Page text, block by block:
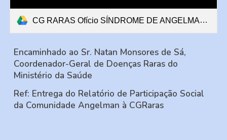
CG RARAS Ofício SÍNDROME DE ANGELMAN RELATÓRIO FAMÍLIAS (2).pdf
Encaminhado ao Sr. Natan Monsores de Sá,
Coordenador-Geral de Doenças Raras do
Ministério da Saúde
Ref: Entrega do Relatório de Participação Social
da Comunidade Angelman à CGRaras